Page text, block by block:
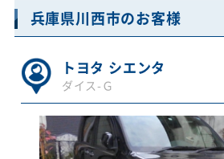
兵庫県川西市のお客様
トヨタ シエンタ
ダイス-Ｇ